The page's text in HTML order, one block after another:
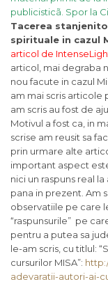
publicisticã. Spor la
Tacerea
spirituale in cazul
articol de
articol, mai degraba
nou facute in cazul
am mai scris articole
am scris au fost de
Motivul a fost ca, in
scrise am reusit sa
prin urmare alte
important aspect
nici un raspuns real
pana in prezent. Am
observatiile pe care
“raspunsurile” pe
pentru a putea sa
le-am scris, cu titlul:
cursurilor MISA”:
adevaratii-autori-ai-